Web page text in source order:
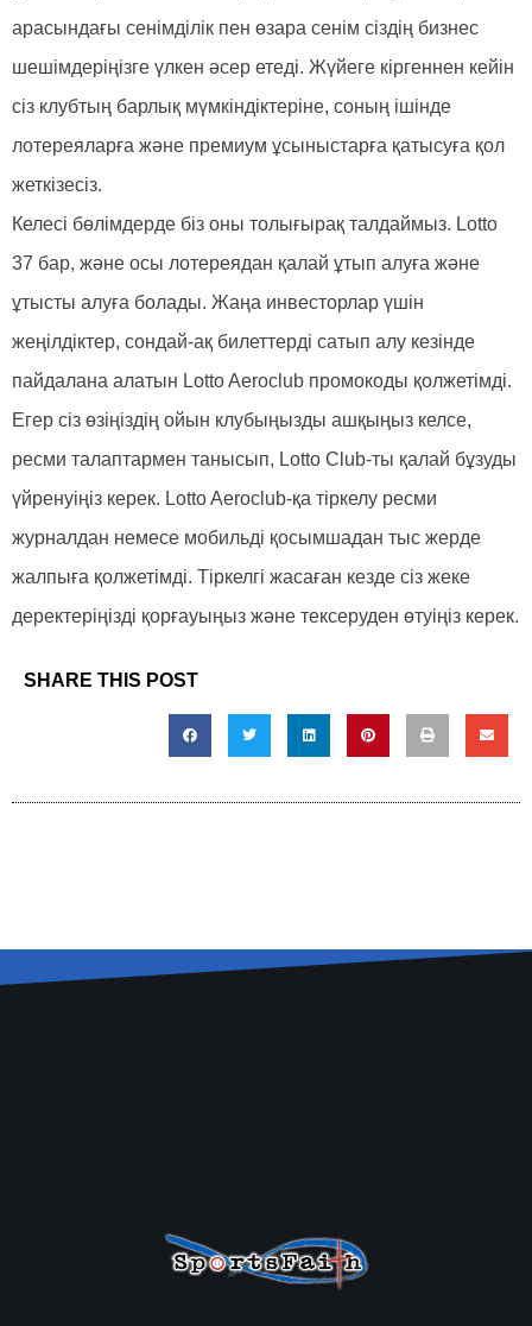
арасындағы сенімділік пен өзара сенім сіздің бизнес
шешімдеріңізге үлкен әсер етеді. Жүйеге кіргеннен кейін
сіз клубтың барлық мүмкіндіктеріне, соның ішінде
лотереяларға және премиум ұсыныстарға қатысуға қол
жеткізесіз.
Келесі бөлімдерде біз оны толығырақ талдаймыз. Lotto
37 бар, және осы лотереядан қалай ұтып алуға және
ұтысты алуға болады. Жаңа инвесторлар үшін
жеңілдіктер, сондай-ақ билеттерді сатып алу кезінде
пайдалана алатын Lotto Aeroclub промокоды қолжетімді.
Егер сіз өзіңіздің ойын клубыңызды ашқыңыз келсе,
ресми талаптармен танысып, Lotto Club-ты қалай бұзуды
үйренуіңіз керек. Lotto Aeroclub-қа тіркелу ресми
журналдан немесе мобильді қосымшадан тыс жерде
жалпыға қолжетімді. Тіркелгі жасаған кезде сіз жеке
деректеріңізді қорғауыңыз және тексеруден өтуіңіз керек.
SHARE THIS POST